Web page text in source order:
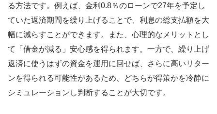
る方法です。例えば、金利0.8％のローンで27年を予定し
ていた返済期間を繰り上げることで、利息の総支払額を大
幅に減らすことができます。また、心理的なメリットとし
て「借金が減る」安心感を得られます。一方で、繰り上げ
返済に使うはずの資金を運用に回せば、さらに高いリター
ンを得られる可能性があるため、どちらが得策かを冷静に
シミュレーションし判断することが大切です。